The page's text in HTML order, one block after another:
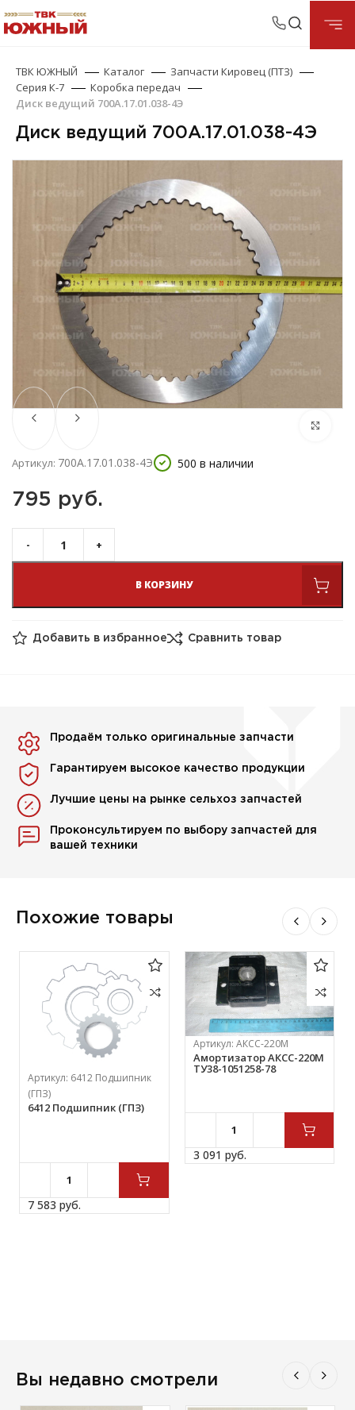
ТВК ЮЖНЫЙ Каталог
Запчасти Кировец (ПТЗ)
Серия К-7
Коробка передач
Диск ведущий 700А.17.01.038-4Э
Диск ведущий 700А.17.01.038-4Э
Артикул: 700А.17.01.038-4Э 500 в наличии
795 руб.
В КОРЗИНУ
Добавить в избранное Сравнить товар
Продаём только оригинальные запчасти
Гарантируем высокое качество продукции
Лучшие цены на рынке сельхоз запчастей
Проконсультируем по выбору запчастей для
вашей техники
Похожие товары
Артикул: 6412 Подшипник
(ГПЗ)
6412 Подшипник (ГПЗ)
7 583 руб.
Артикул: АКСС-220М
Амортизатор АКСС-220М
ТУ38-1051258-78
3 091 руб.
Вы недавно смотрели